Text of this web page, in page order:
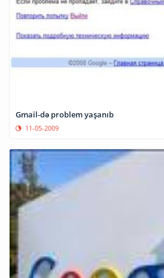
Gmail-də problem yaşanıb
11-05-2009